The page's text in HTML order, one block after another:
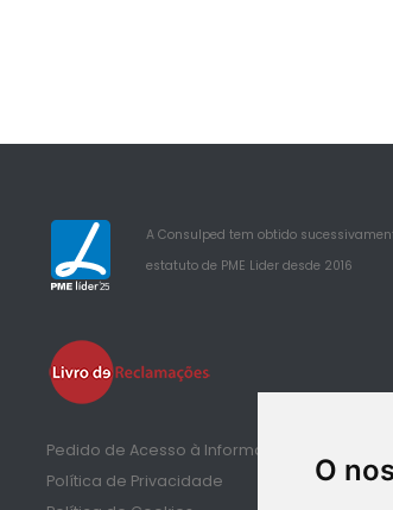
O
25
A Consulped tem obtido
estatuto de PME Lider desde 2016
Pedido de Acesso à Informação de Saúde
Política de Privacidade